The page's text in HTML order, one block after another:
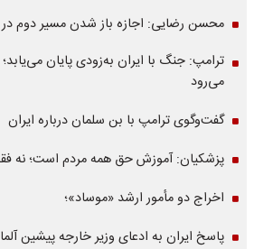
محسن رضایی: اجازه باز شدن مسیر دوم در
ترامپ: جنگ با ایران به‌زودی پایان
می‌رود
گفت‌وگوی ترامپ با بن سلمان درباره ایران
پزشکیان: آموزش حق همه مردم است؛ نه
اخراج دو مأمور ارشد «موساد»؛
پاسخ ایران به ادعای وزیر خارجه پیشین